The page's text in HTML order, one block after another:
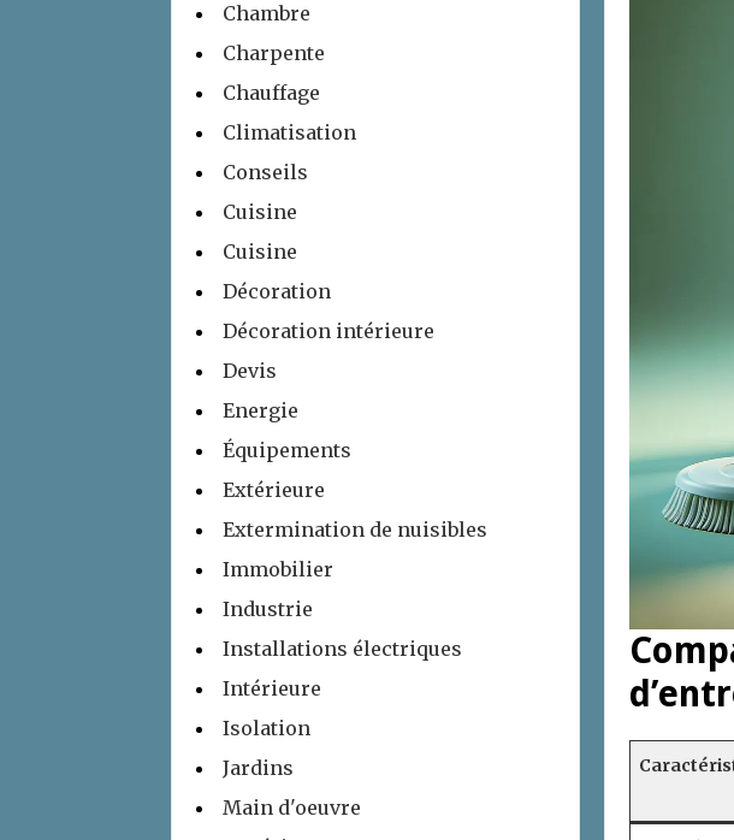
Chambre
Charpente
Chauffage
Climatisation
Conseils
Cuisine
Cuisine
Décoration
Décoration intérieure
Devis
Energie
Équipements
Extérieure
Extermination de nuisibles
Immobilier
Industrie
Installations électriques
Intérieure
Isolation
Jardins
Main d'oeuvre